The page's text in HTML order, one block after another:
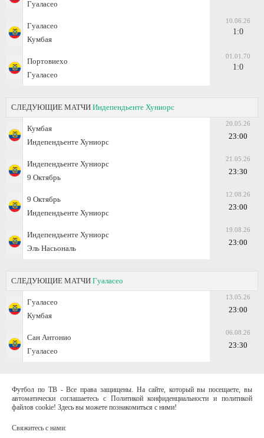
Гуаласео
Гуаласео
Кумбая
10.06.26
1:0
Портовиехо
Гуаласео
01.01.70
1:0
СЛЕДУЮЩИЕ МАТЧИ Индепендьенте Хуниорс
Кумбая
Индепендьенте Хуниорс
20.05.26
23:00
Индепендьенте Хуниорс
9 Октябрь
21.05.26
23:30
9 Октябрь
Индепендьенте Хуниорс
12.08.26
23:00
Индепендьенте Хуниорс
Эль Насьональ
19.08.26
23:00
СЛЕДУЮЩИЕ МАТЧИ Гуаласео
Гуаласео
Кумбая
13.05.26
23:00
Сан Антонио
Гуаласео
06.08.26
23:30
Футбол по ТВ - Все права защищены. На сайте, который вы посещаете, вы
автоматически соглашаетесь с Политикой конфиденциальности и политикой
файлов cookie! Здесь вы можете познакомиться с ними!
Свяжитесь с нами: